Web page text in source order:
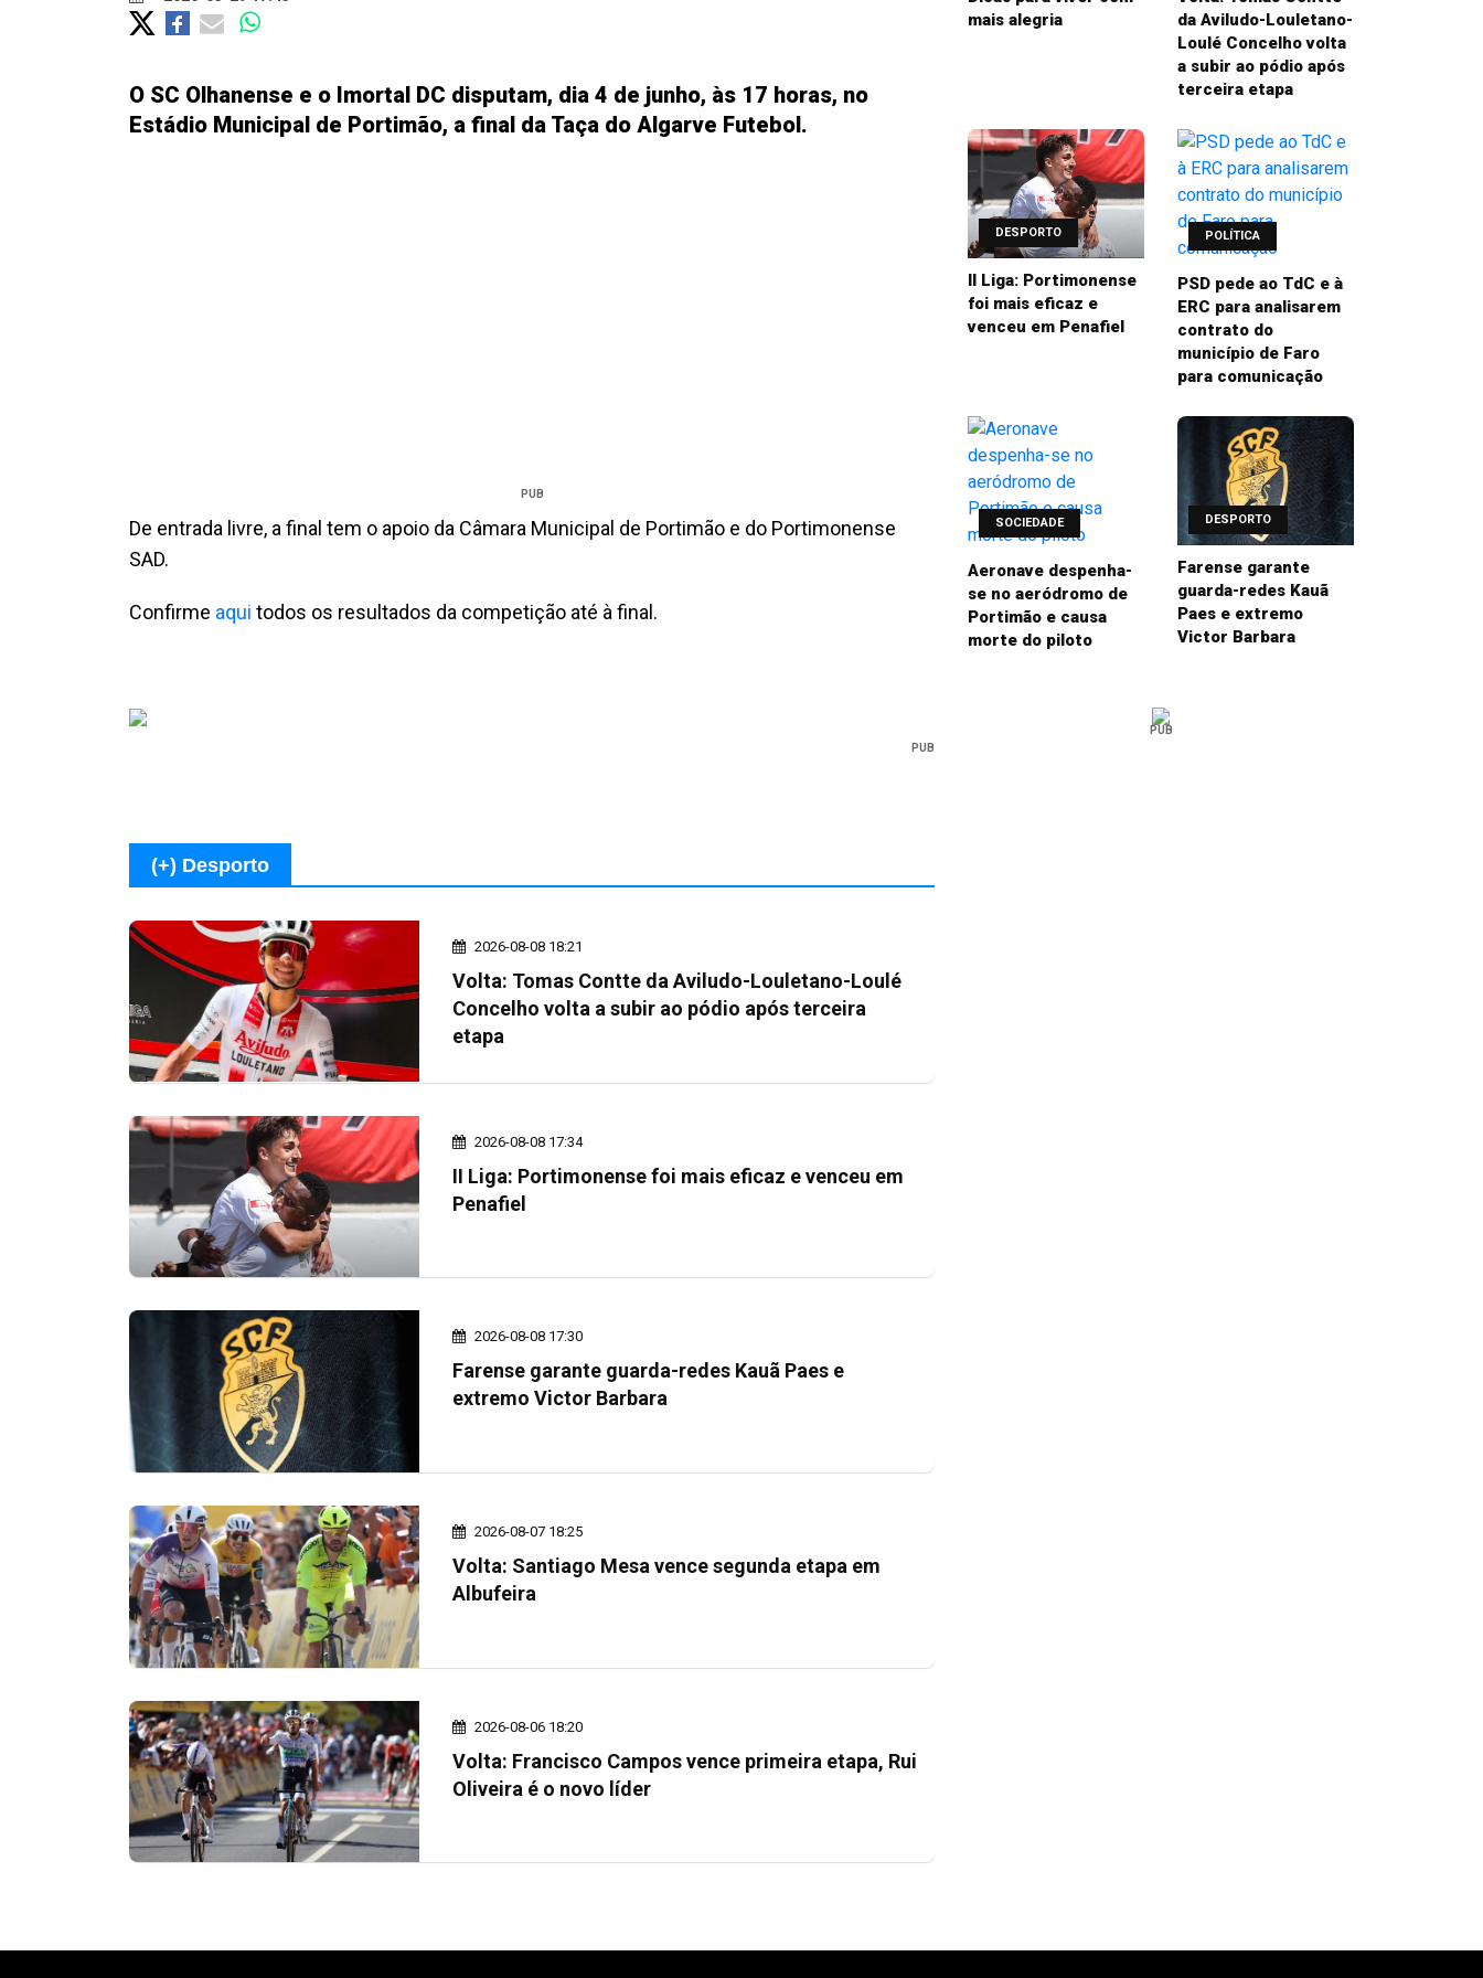
O SC Olhanense e o Imortal DC disputam, dia 4 de junho, às 17 horas, no
Estádio Municipal de Portimão, a final da Taça do Algarve Futebol.
PUB
De entrada livre, a final tem o apoio da Câmara Municipal de Portimão e do Portimonense
SAD.
Confirme aqui todos os resultados da competição até à final.
PUB
(+) Desporto
2026-08-08 18:21
Volta: Tomas Contte da Aviludo-Louletano-Loulé
Concelho volta a subir ao pódio após terceira
etapa
2026-08-08 17:34
II Liga: Portimonense foi mais eficaz e venceu em
Penafiel
2026-08-08 17:30
Farense garante guarda-redes Kauã Paes e
extremo Victor Barbara
2026-08-07 18:25
Volta: Santiago Mesa vence segunda etapa em
Albufeira
2026-08-06 18:20
Volta: Francisco Campos vence primeira etapa, Rui
Oliveira é o novo líder
mais alegria
da Aviludo-Louletano-
Loulé Concelho volta
a subir ao pódio após
terceira etapa
DESPORTO
II Liga: Portimonense
foi mais eficaz e
venceu em Penafiel
POLÍTICA
PSD pede ao TdC e à
ERC para analisarem
contrato do
município de Faro
para comunicação
SOCIEDADE
Aeronave despenha-
se no aeródromo de
Portimão e causa
morte do piloto
DESPORTO
Farense garante
guarda-redes Kauã
Paes e extremo
Victor Barbara
PUB